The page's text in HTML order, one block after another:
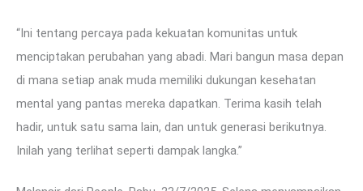
“Ini tentang percaya pada kekuatan komunitas untuk
menciptakan perubahan yang abadi. Mari bangun masa depan
di mana setiap anak muda memiliki dukungan kesehatan
mental yang pantas mereka dapatkan. Terima kasih telah
hadir, untuk satu sama lain, dan untuk generasi berikutnya.
Inilah yang terlihat seperti dampak langka.”